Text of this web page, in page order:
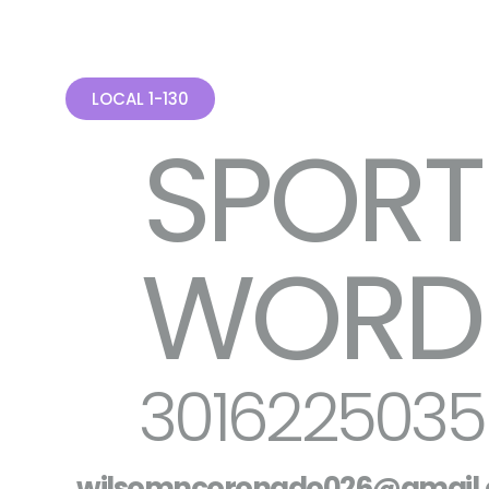
LOCAL 1-130
SPORT
WORD
3016225035